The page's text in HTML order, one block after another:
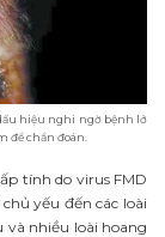
hiệu nghi ngờ bệnh lở
để chẩn đoán.
tính do virus FMD
yếu đến các loài
và nhiều loài hoang